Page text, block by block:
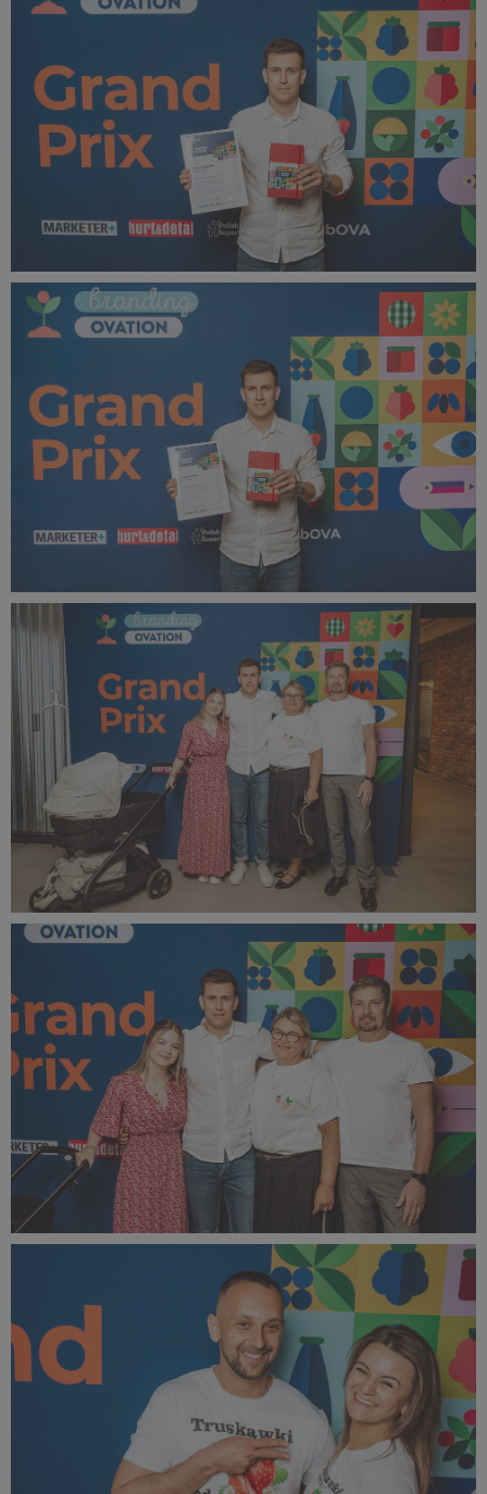
bOVA 2024 (43).jpg
369 KB
bOVA 2024 (44).jpg
395 KB
bOVA 2024 (45).jpg
bOVA 2024 (46).jpg
507 KB